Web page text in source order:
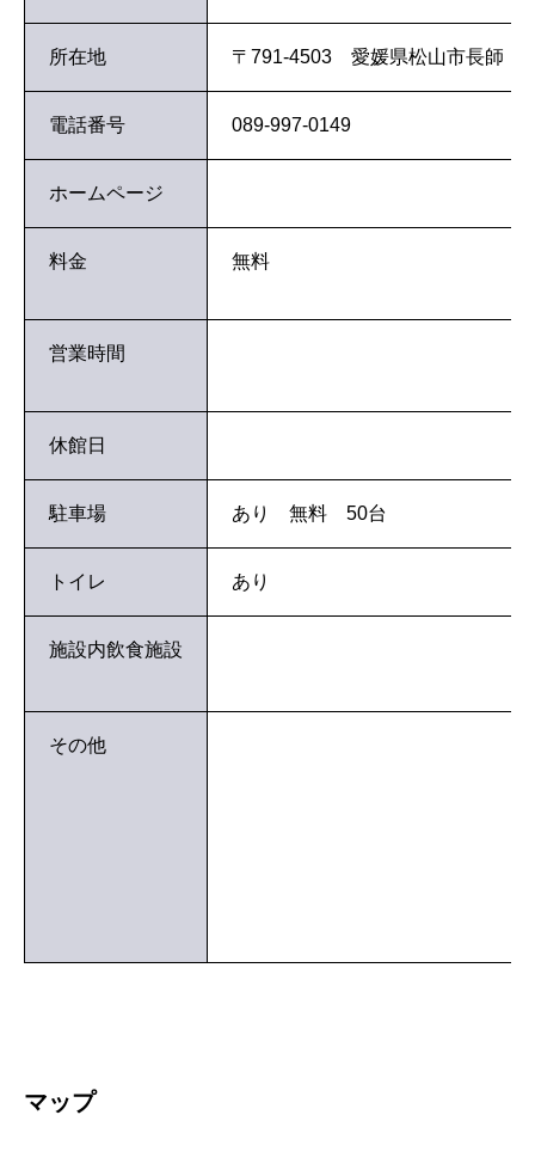
所在地 〒791-4503 愛媛県松山市長師
電話番号 089-997-0149
ホームページ
料金 無料
営業時間
休館日
駐車場 あり 無料 50台
トイレ あり
施設内飲食施設
その他
マップ